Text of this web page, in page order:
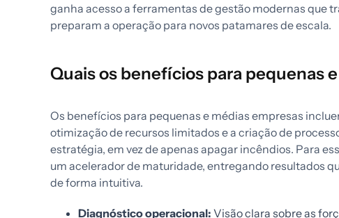
ganha acesso a ferramentas de gestão modernas que
preparam a operação para novos patamares de escala.
Quais os benefícios para pequenas
Os benefícios para pequenas e médias empresas
otimização de recursos limitados e a criação de
estratégia, em vez de apenas apagar incêndios. Para
um acelerador de maturidade, entregando resultados
de forma intuitiva.
Diagnóstico operacional: Visão clara sobre as